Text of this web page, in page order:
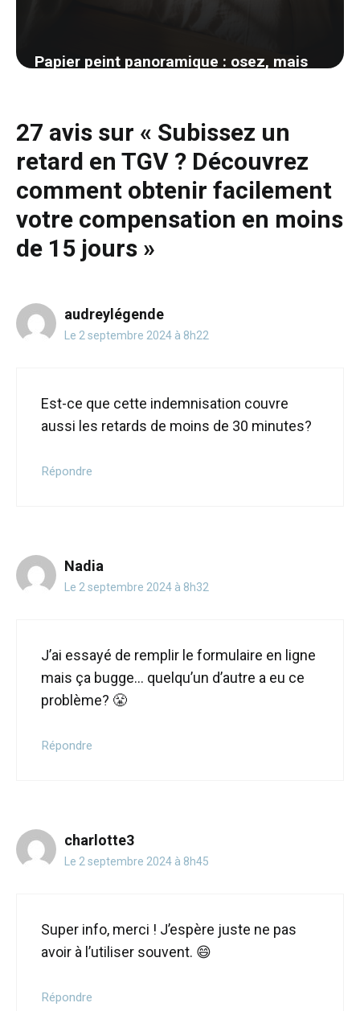
Papier peint panoramique : osez, mais
27 avis sur « Subissez un
retard en TGV ? Découvrez
comment obtenir facilement
votre compensation en moins
de 15 jours »
audreylégende
Le 2 septembre 2024 à 8h22
Est-ce que cette indemnisation couvre
aussi les retards de moins de 30 minutes?
Répondre
Nadia
Le 2 septembre 2024 à 8h32
J’ai essayé de remplir le formulaire en ligne
mais ça bugge… quelqu’un d’autre a eu ce
problème? 😤
Répondre
charlotte3
Le 2 septembre 2024 à 8h45
Super info, merci ! J’espère juste ne pas
avoir à l’utiliser souvent. 😄
Répondre